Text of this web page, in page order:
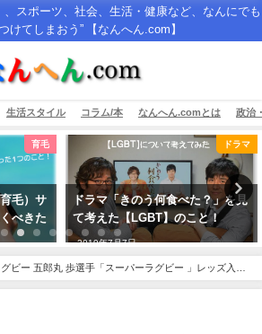
、スポーツ、社会、生活・健康など、なんにでも
けてしまおう” 【なんへん.com】
生活スタイル コラム/本 なんへん.comとは 政治
ドラマ
」を見
！
ドラマ
『世界一難しい恋』感想！《最終
回加筆》 大野智という役者につい
て!!
グビー 五郎丸 歩選手「スーパーラグビー 」レッズ入団